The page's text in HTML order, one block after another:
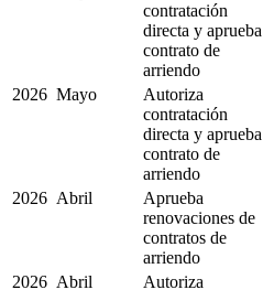
contratación
directa y aprueba
contrato de
arriendo
2026 Mayo
Autoriza
contratación
directa y aprueba
contrato de
arriendo
2026 Abril
Aprueba
renovaciones de
contratos de
arriendo
2026 Abril
Autoriza